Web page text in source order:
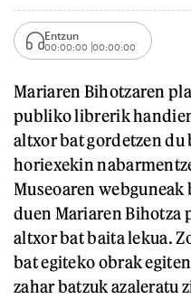
Entzun
00:00:00 00:00:00
Mariaren Bihotzaren
publiko librerik
altxor bat gordetzen du
horiexekin
Museoaren
duen Mariaren Bihotza
altxor bat baita lekua.
bat egiteko obrak
zahar batzuk azaleratu